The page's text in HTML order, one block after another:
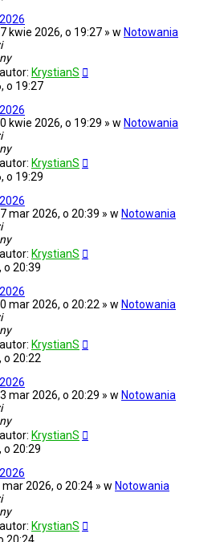
kwie 2026, o 19:27 » w Notowania
autor: KrystianS
o 19:27
kwie 2026, o 19:29 » w Notowania
autor: KrystianS
o 19:29
mar 2026, o 20:39 » w Notowania
autor: KrystianS
o 20:39
mar 2026, o 20:22 » w Notowania
autor: KrystianS
o 20:22
mar 2026, o 20:29 » w Notowania
autor: KrystianS
o 20:29
mar 2026, o 20:24 » w Notowania
autor: KrystianS